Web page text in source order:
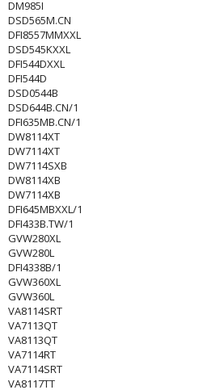
DM985I
DSD565M.CN
DFI8557MMXXL
DSD545KXXL
DFI544DXXL
DFI544D
DSD0544B
DSD644B.CN/1
DFI635MB.CN/1
DW8114XT
DW7114XT
DW7114SXB
DW8114XB
DW7114XB
DFI645MBXXL/1
DFI433B.TW/1
GVW280XL
GVW280L
DFI4338B/1
GVW360XL
GVW360L
VA8114SRT
VA7113QT
VA8113QT
VA7114RT
VA7114SRT
VA8117TT